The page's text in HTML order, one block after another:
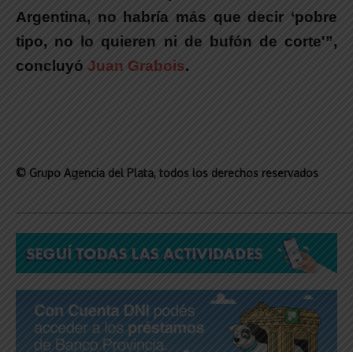
Argentina, no habría más que decir ‘pobre
tipo, no lo quieren ni de bufón de corte'”,
concluyó Juan Grabois.
© Grupo Agencia del Plata, todos los derechos reservados